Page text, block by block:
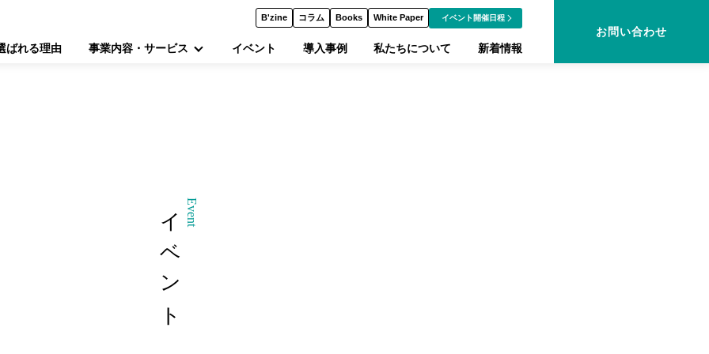
B'zine コラム Books White Paper イベント開催日程
ばれる理由 事業内容・サービス イベント 導入事例 私たちについて 新着情報
お問い合わせ
Event
イベント